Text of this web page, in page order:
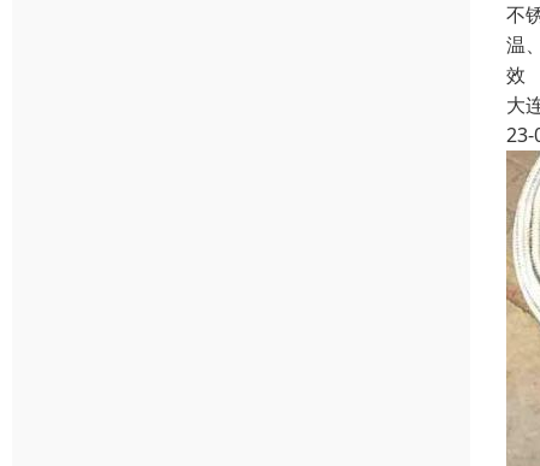
不
温
效
大
23-